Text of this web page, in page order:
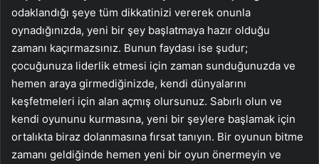
odaklandığı şeye tüm dikkatinizi vererek onunla
oynadığınızda, yeni bir şey başlatmaya hazır olduğu
zamanı kaçırmazsınız. Bunun faydası ise şudur;
çocuğunuza liderlik etmesi için zaman sunduğunuzda ve
hemen araya girmediğinizde, kendi dünyalarını
keşfetmeleri için alan açmış olursunuz. Sabırlı olun ve
kendi oyununu kurmasına, yeni bir şeylere başlamak için
ortalıkta biraz dolanmasına fırsat tanıyın. Bir oyunun bitme
zamanı geldiğinde hemen yeni bir oyun önermeyin ve